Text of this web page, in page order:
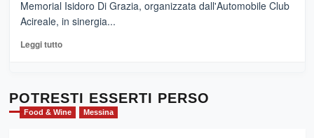
Pasta
–
l’
evento
per
Memorial Isidoro Di Grazia, organizzata dall'Automobile Club
Acireale, in sinergia...
Leggi tuttoLeggi
Cronoscalata
Giarre
Montesalice
POTRESTI ESSERTI PERSO
Food & Wine Messina